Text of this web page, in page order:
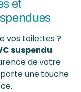
et
vos toilettes ?
suspendu
de votre
une touche